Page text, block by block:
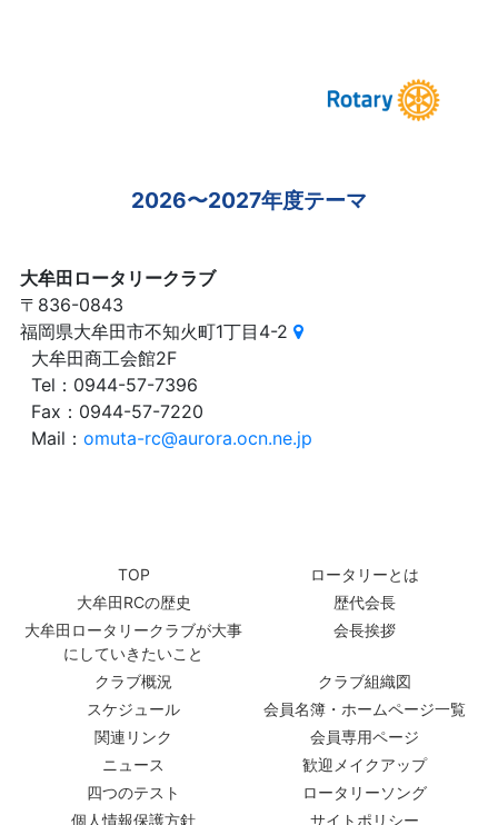
2026〜2027年度テーマ
大牟田ロータリークラブ
〒836-0843
福岡県大牟田市不知火町1丁目4-2
大牟田商工会館2F
Tel：0944-57-7396
Fax：0944-57-7220
Mail：omuta-rc@aurora.ocn.ne.jp
TOP
ロータリーとは
大牟田RCの歴史
歴代会長
大牟田ロータリークラブが大事
にしていきたいこと
会長挨拶
クラブ概況
クラブ組織図
スケジュール
会員名簿・ホームページ一覧
関連リンク
会員専用ページ
ニュース
歓迎メイクアップ
四つのテスト
ロータリーソング
個人情報保護方針
サイトポリシー